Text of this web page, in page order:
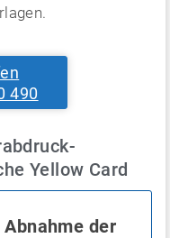
490
Yellow Card
der